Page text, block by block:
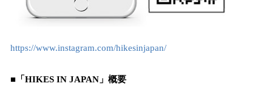
https://www.instagram.com/hikesinjapan/
■「HIKES IN JAPAN」概要